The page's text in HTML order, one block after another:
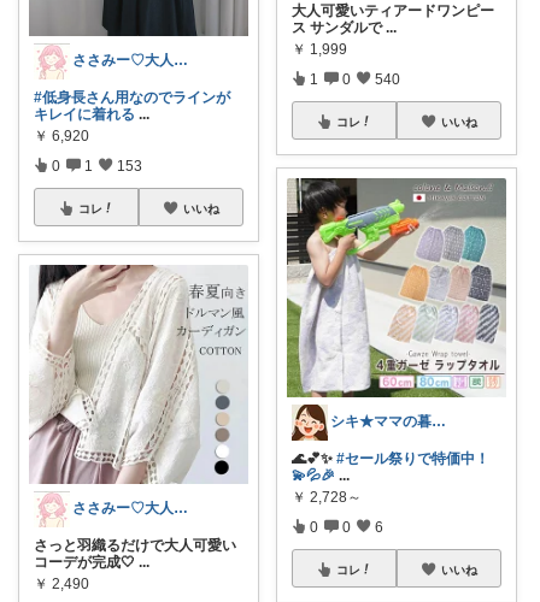
ささみー♡大人可愛いファッション
#低身長さん用なのでラインが
キレイに着れる ...
￥ 6,920
0 1 153
コレ いいね
ささみー♡大人可愛いファッション
さっと羽織るだけで大人可愛い
コーデが完成🤍 ...
￥ 2,490
大人可愛いティアードワンピー
ス サンダルで ...
￥ 1,999
1 0 540
コレ いいね
シキ★ママの暮らし、キッズ
🌊💕✨ #セール祭りで特価中！
💫💦🎉 ...
￥ 2,728～
0 0 6
コレ いいね